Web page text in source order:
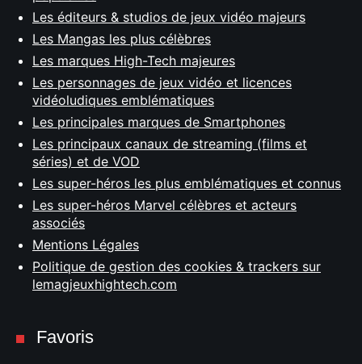
Les éditeurs & studios de jeux vidéo majeurs
Les Mangas les plus célèbres
Les marques High-Tech majeures
Les personnages de jeux vidéo et licences
vidéoludiques emblématiques
Les principales marques de Smartphones
Les principaux canaux de streaming (films et
séries) et de VOD
Les super-héros les plus emblématiques et connus
Les super-héros Marvel célèbres et acteurs
associés
Mentions Légales
Politique de gestion des cookies & trackers sur
lemagjeuxhightech.com
Favoris